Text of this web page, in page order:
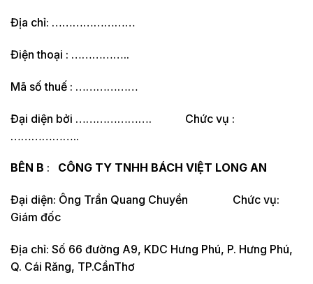
Địa chỉ: ……………………
Điện thoại : ……………..
Mã số thuế : ………………
Đại diện bởi …………………. Chức vụ :
………………..
BÊN B : CÔNG TY TNHH BÁCH VIỆT LONG AN
Đại diện: Ông Trần Quang Chuyền Chức vụ:
Giám đốc
Địa chỉ: Số 66 đường A9, KDC Hưng Phú, P. Hưng Phú,
Q. Cái Răng, TP.CầnThơ